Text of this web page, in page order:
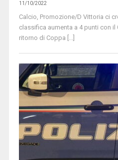
11/10/2022
Calcio, Promozione/D Vittoria ci
classifica aumenta a 4 punti con il
ritorno di Coppa [...]